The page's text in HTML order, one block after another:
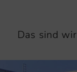
Das sind wir